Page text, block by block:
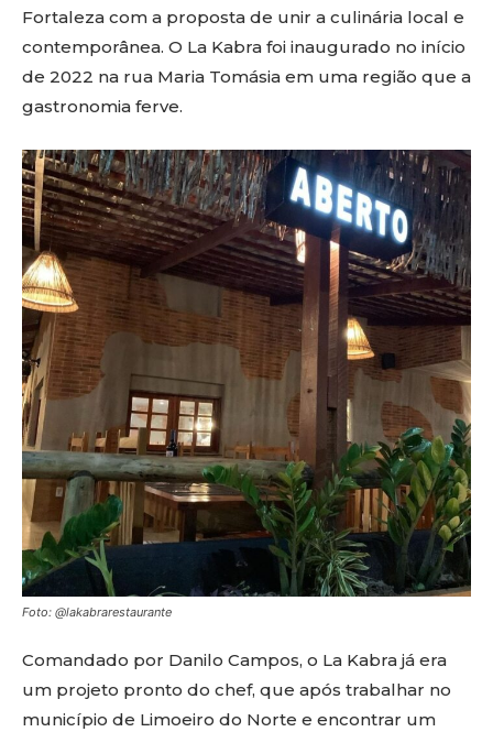
Fortaleza com a proposta de unir a culinária local e
contemporânea. O La Kabra foi inaugurado no início
de 2022 na rua Maria Tomásia em uma região que a
gastronomia ferve.
Foto: @lakabrarestaurante
Comandado por Danilo Campos, o La Kabra já era
um projeto pronto do chef, que após trabalhar no
município de Limoeiro do Norte e encontrar um